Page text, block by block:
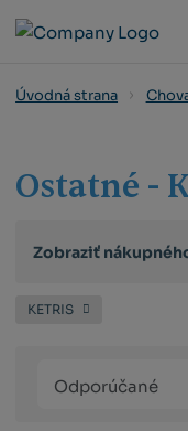
Úvodná strana
Ostatné -
Zobraziť
KETRIS
produktů